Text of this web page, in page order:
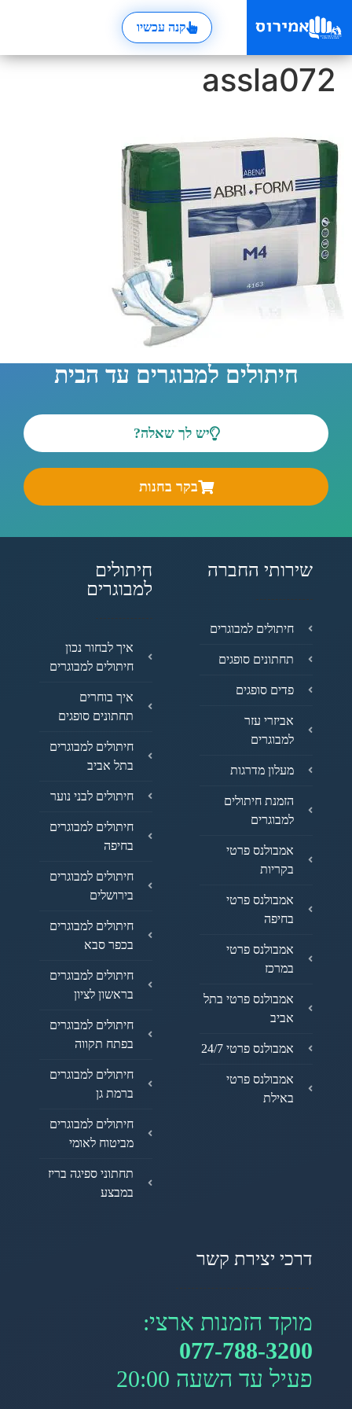
קנה עכשיו
assla072
חיתולים למבוגרים עד הבית
יש לך שאלה?
בקר בחנות
שירותי החברה
חיתולים למבוגרים
תחתונים סופגים
פדים סופגים
אביזרי עזר
למבוגרים
מעלון מדרגות
הזמנת חיתולים
למבוגרים
אמבולנס פרטי
בקריות
אמבולנס פרטי
בחיפה
אמבולנס פרטי
במרכז
אמבולנס פרטי בתל
אביב
אמבולנס פרטי 24/7
אמבולנס פרטי
באילת
חיתולים
למבוגרים
איך לבחור נכון
חיתולים למבוגרים
איך בוחרים
תחתונים סופגים
חיתולים למבוגרים
בתל אביב
חיתולים לבני נוער
חיתולים למבוגרים
בחיפה
חיתולים למבוגרים
בירושלים
חיתולים למבוגרים
בכפר סבא
חיתולים למבוגרים
בראשון לציון
חיתולים למבוגרים
בפתח תקווה
חיתולים למבוגרים
ברמת גן
חיתולים למבוגרים
מביטוח לאומי
תחתוני ספיגה בריז
במבצע
דרכי יצירת קשר
מוקד הזמנות ארצי:
077-788-3200
פעיל עד השעה 20:00